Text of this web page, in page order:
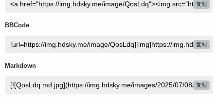
复制
BBCode
复制
Markdown
复制